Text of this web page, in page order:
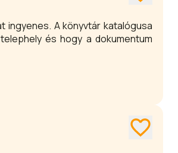
ingyenes. A könyvtár katalógusa
és hogy a dokumentum